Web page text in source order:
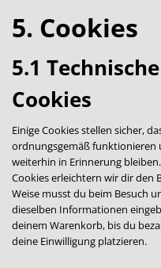
5. Cookies
5.1
Cookies
Einige Cookies stellen sicher,
ordnungsgemäß funktionieren
weiterhin in Erinnerung
Cookies erleichtern wir dir den
Weise musst du beim Besuch
dieselben Informationen
deinem Warenkorb, bis du
deine Einwilligung platzieren.